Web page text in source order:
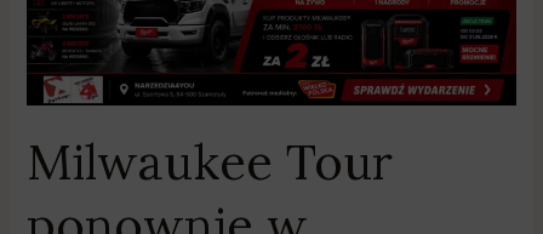
Milwaukee Tour
w
Szamotułach.
Testy
konkursy
i